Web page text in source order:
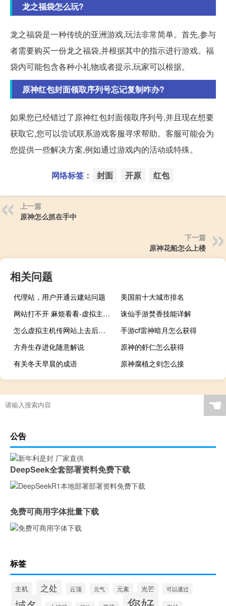
龙之福袋怎么玩?
龙之福袋是一种传统的亚洲游戏,玩法非常简单。首先,参与
者需要购买一份龙之福袋,并根据其中的指示进行游戏。福
袋内可能包含各种小礼物或者提示,玩家可以根据。
原神红包封面领取序列号忘记复制咋办?
如果您已经错过了原神红包封面领取序列号,并且现在想要
获取它,您可以尝试联系游戏客服寻求帮助。客服可能会为
您提供一些解决方案,例如通过游戏内的活动或特殊。
网络标签： 封面 开原 红包
上一篇
原神怎么抓在手中
下一篇
原神花船怎么上楼
相关问题
代理站，用户开通云建站问题
美国前十大城市排名
网站打不开 麻烦看看-虚拟主机/数据库问题
诛仙手游焚香技能详解
怎么虚拟主机传网站上去后，提示要权限？？
手游cf雷神暗月怎么获得
方舟生存进化随意解说
原神的虾仁怎么获得
有关冬天早晨的成语
原神腐植之剑怎么接
☚
公告
DeepSeek全套部署资料免费下载
免费可商用字体批量下载
标签
主机 之处 云顶 元气 元素 光芒 可以通过